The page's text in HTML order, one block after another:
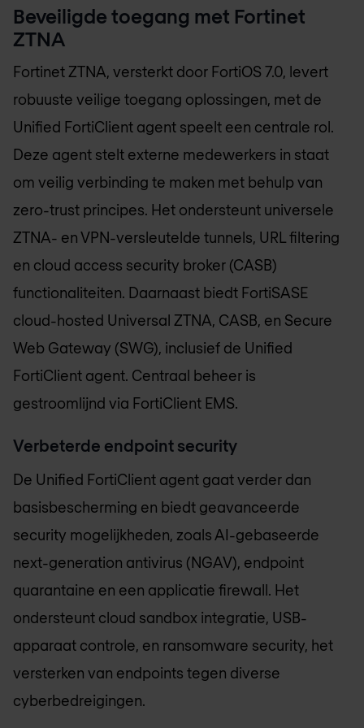
Beveiligde toegang met Fortinet
ZTNA
Fortinet ZTNA, versterkt door FortiOS 7.0, levert
robuuste veilige toegang oplossingen, met de
Unified FortiClient agent speelt een centrale rol.
Deze agent stelt externe medewerkers in staat
om veilig verbinding te maken met behulp van
zero-trust principes. Het ondersteunt universele
ZTNA- en VPN-versleutelde tunnels, URL filtering
en cloud access security broker (CASB)
functionaliteiten. Daarnaast biedt FortiSASE
cloud-hosted Universal ZTNA, CASB, en Secure
Web Gateway (SWG), inclusief de Unified
FortiClient agent. Centraal beheer is
gestroomlijnd via FortiClient EMS.
Verbeterde endpoint security
De Unified FortiClient agent gaat verder dan
basisbescherming en biedt geavanceerde
security mogelijkheden, zoals AI-gebaseerde
next-generation antivirus (NGAV), endpoint
quarantaine en een applicatie firewall. Het
ondersteunt cloud sandbox integratie, USB-
apparaat controle, en ransomware security, het
versterken van endpoints tegen diverse
cyberbedreigingen.